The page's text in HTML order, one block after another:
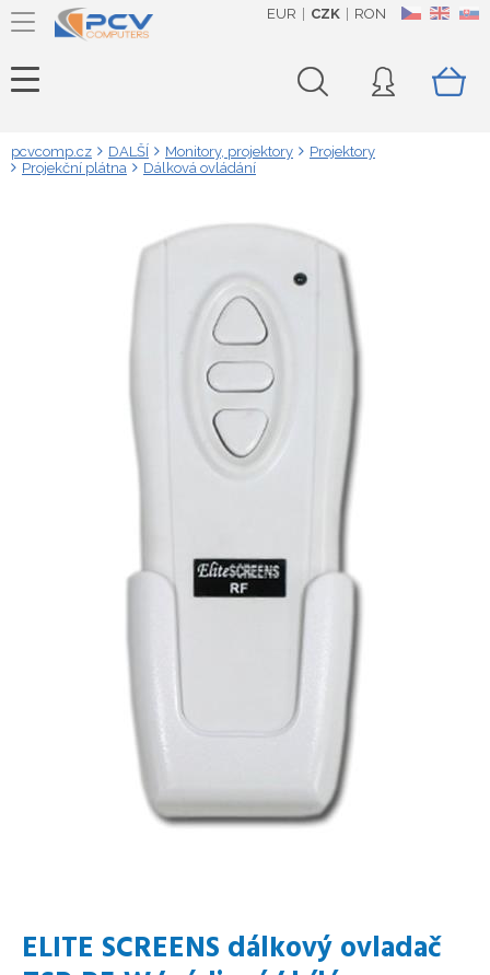
CZ EN SK
EUR CZK RON
pcvcomp.cz DALŠÍ Monitory, projektory
Projektory
Projekční plátna
Dálková ovládání
ELITE SCREENS dálkový ovladač